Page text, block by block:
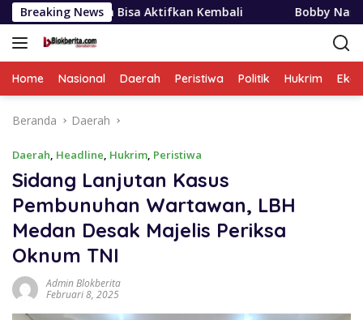
Langsung
ke
konten
Breaking News
Bisa Aktifkan Kembali Bobby Nasution Siapkan
Home Nasional Daerah Peristiwa Politik Hukrim
Beranda Daerah
Daerah, Headline, Hukrim, Peristiwa
Sidang Lanjutan Kasus
Pembunuhan Wartawan, LBH
Medan Desak Majelis Periksa
Oknum TNI
Admin Blokberita
Februari 8, 2025